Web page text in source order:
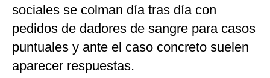
sociales se colman día tras día con
pedidos de dadores de sangre para casos
puntuales y ante el caso concreto suelen
aparecer respuestas.